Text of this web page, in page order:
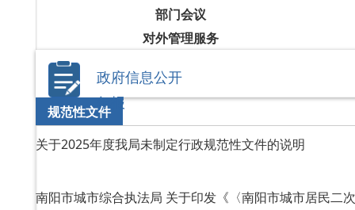
部门会议
对外管理服务
政府信息公开
年报
规范性文件
关于2025年度我局未制定行政规范性文件的说明